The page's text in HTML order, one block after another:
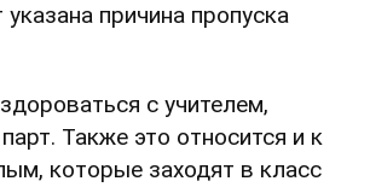
причина пропуска
с учителем,
Также это относится и к
которые заходят в класс